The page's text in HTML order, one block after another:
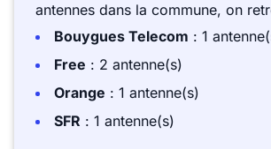
antennes dans la commune, on
Bouygues Telecom : 1
Free : 2 antenne(s)
Orange : 1 antenne(s)
SFR : 1 antenne(s)